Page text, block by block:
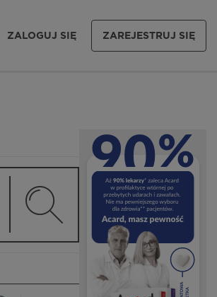
ZALOGUJ SIĘ ZAREJESTRUJ SIĘ